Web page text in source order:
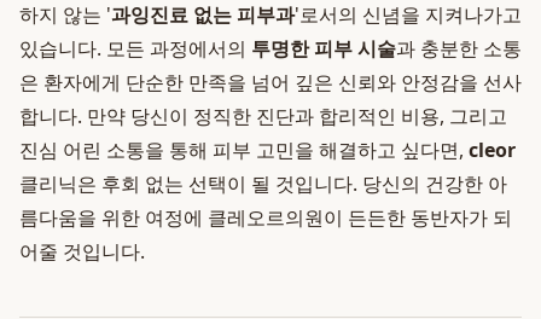
하지 않는 '과잉진료 없는 피부과'로서의 신념을 지켜나가고
있습니다. 모든 과정에서의 투명한 피부 시술과 충분한 소통
은 환자에게 단순한 만족을 넘어 깊은 신뢰와 안정감을 선사
합니다. 만약 당신이 정직한 진단과 합리적인 비용, 그리고
진심 어린 소통을 통해 피부 고민을 해결하고 싶다면, cleor
클리닉은 후회 없는 선택이 될 것입니다. 당신의 건강한 아
름다움을 위한 여정에 클레오르의원이 든든한 동반자가 되
어줄 것입니다.